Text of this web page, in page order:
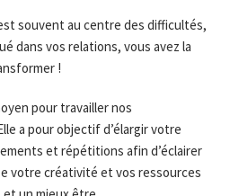
souvent au centre des difficultés,
dans vos relations, vous avez la
!
pour travailler nos
a pour objectif d’élargir votre
et répétitions afin d’éclairer
votre créativité et vos ressources